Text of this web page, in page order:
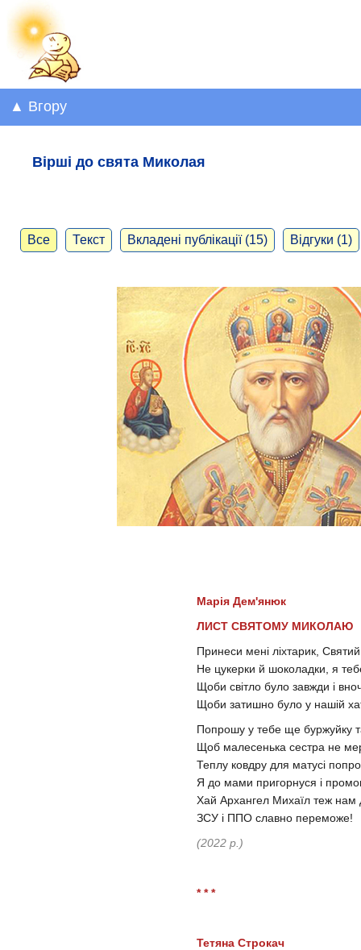
▲ Вгору
Вірші до свята Миколая
Все Текст Вкладені публікації (15) Відгуки (1)
Марія Дем'янюк
ЛИСТ СВЯТОМУ МИКОЛАЮ
Принеси мені ліхтарик,
Не цукерки й шоколадки, я
Щоби світло було завжди і
Щоби затишно було у нашій
Попрошу у тебе ще буржуйку
Щоб малесенька сестра не
Теплу ковдру для матусі
Я до мами пригорнуся і
Хай Архангел Михаїл теж
ЗСУ і ППО славно переможе!
(2022 р.)
* * *
Тетяна Строкач